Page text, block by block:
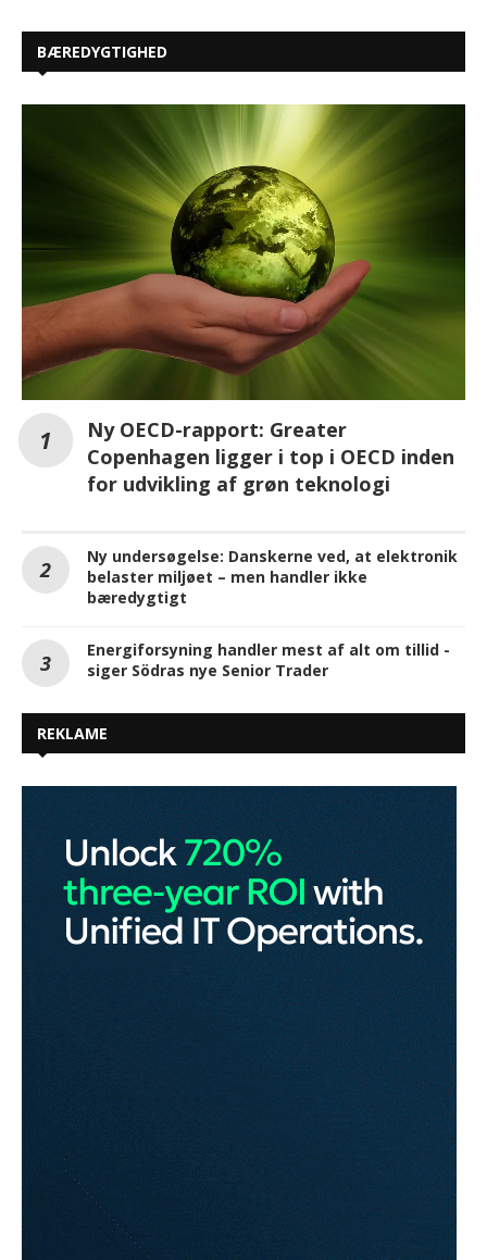
BÆREDYGTIGHED
Ny OECD-rapport: Greater
Copenhagen ligger i top i OECD inden
for udvikling af grøn teknologi
Ny undersøgelse: Danskerne ved, at elektronik
belaster miljøet – men handler ikke
bæredygtigt
Energiforsyning handler mest af alt om tillid -
siger Södras nye Senior Trader
REKLAME